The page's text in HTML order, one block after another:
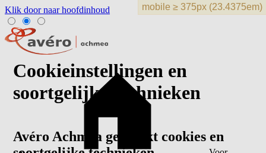
Klik door naar hoofdinhoud
Cookieinstellingen en
soortgelijke technieken
Avéro Achmea gebruikt cookies en